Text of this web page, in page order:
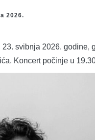
2026.
svibnja 2026.
Koncert počinje u